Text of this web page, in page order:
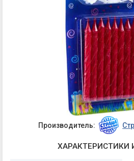
Производитель:
ХАРАКТЕРИСТИКИ